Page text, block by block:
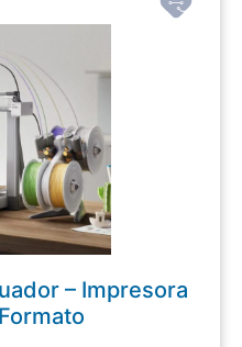
– Impresora